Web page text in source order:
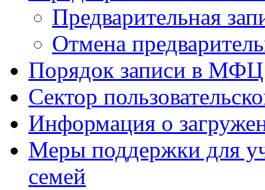
Предварительная
Отмена
Порядок записи в МФЦ
Сектор
Информация о
Меры поддержки для
семей